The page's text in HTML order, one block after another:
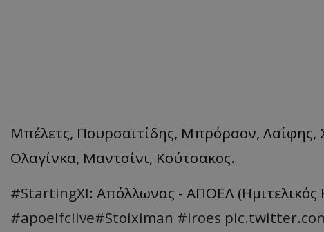
Μπέλετς, Πουρσαϊτίδης, Μπρόρσον, Λαΐφης,
Ολαγίνκα, Μαντσίνι, Κούτσακος.
#StartingXI: Απόλλωνας - ΑΠΟΕΛ (Ημιτελικός
#apoelfclive#Stoiximan #iroes